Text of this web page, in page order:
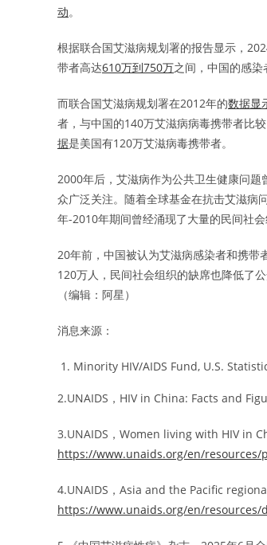
动。
根据联合国艾滋病规划署的报告显示，
带者高达610万到750万之间，中国的感染
而联合国艾滋病规划署在2012年的数据显
者，与中国的140万艾滋病病毒携带者比
据是美国有120万艾滋病毒携带者。
2000年后，艾滋病作为公共卫生健康问
众广泛关注。随着全球基金在抗击艾滋病
年-2010年期间曾经涌现了大量的民间社
20年前，中国被认为艾滋病感染者和携
120万人，民间社会组织的缺席也降低了
（编辑：阿星）
消息来源：
Minority HIV/AIDS Fund, U.S.
2.UNAIDS，HIV in China: Facts and
3.UNAIDS，Women living with HIV in
https://www.unaids.org/en/resources/
4.UNAIDS，Asia and the Pacific
https://www.unaids.org/en/resources/